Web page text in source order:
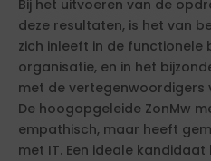
Bij het uitvoeren van de
deze resultaten, is het van
zich inleeft in de functionele
organisatie, en in het
met de vertegenwoordigers
De hoogopgeleide ZonMw
empathisch, maar heeft
met IT. Een ideale